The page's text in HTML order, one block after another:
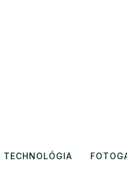
TECHNOLÓGIA